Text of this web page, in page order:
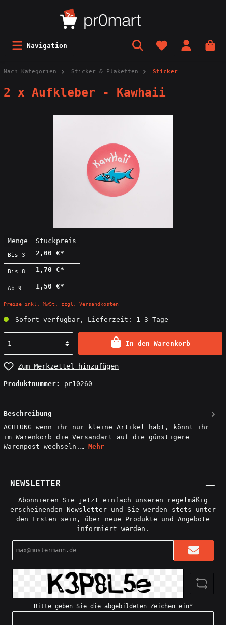
Navigation
Nach Kategorien Sticker & Plaketten Sticker
2 x Aufkleber - Kawhaii
Menge Stückpreis
Bis 3 2,00 €*
Bis 8 1,70 €*
Ab 9 1,50 €*
Preise inkl. MwSt. zzgl. Versandkosten
Sofort verfügbar, Lieferzeit: 1-3 Tage
In den Warenkorb
Zum Merkzettel hinzufügen
Produktnummer: pr10260
Beschreibung
ACHTUNG wenn ihr nur kleine Artikel habt, könnt ihr
im Warenkorb die Versandart auf die günstigere
Warenpost wechseln.… Mehr
NEWSLETTER
Abonnieren Sie jetzt einfach unseren regelmäßig
erscheinenden Newsletter und Sie werden stets unter
den Ersten sein, über neue Produkte und Angebote
informiert werden.
Adresse*
Bitte geben Sie die abgebildeten Zeichen ein*